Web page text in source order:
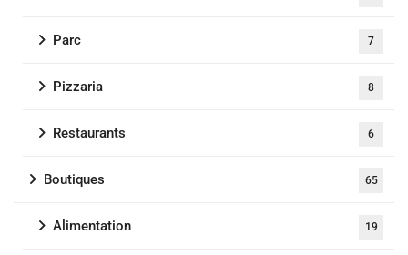
Parc 7
Pizzaria 8
Restaurants 6
Boutiques 65
Alimentation 19